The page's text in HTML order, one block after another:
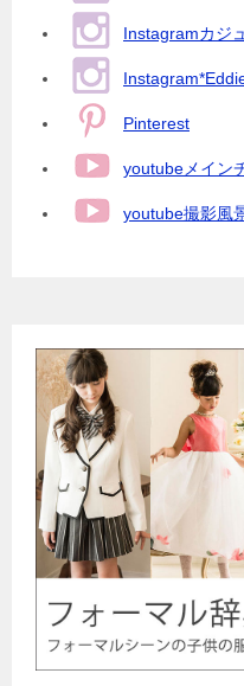
Instagramカジ
Pinterest
youtubeメイン
youtube撮影風